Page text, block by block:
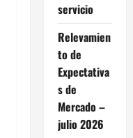
servicio
Relevamien
to de
Expectativa
s de
Mercado –
julio 2026